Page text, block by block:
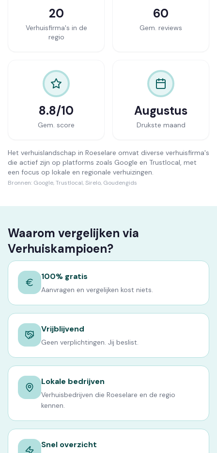
20
Verhuisfirma's in de
regio
60
Gem. reviews
8.8/10
Gem. score
Augustus
Drukste maand
Het verhuislandschap in Roeselare omvat diverse verhuisfirma's
die actief zijn op platforms zoals Google en Trustlocal, met
een focus op lokale en regionale verhuizingen.
Bronnen: Google, Trustlocal, Sirelo, Goudengids
Waarom vergelijken via
Verhuiskampioen?
100% gratis
Aanvragen en vergelijken kost niets.
Vrijblijvend
Geen verplichtingen. Jij beslist.
Lokale bedrijven
Verhuisbedrijven die Roeselare en de regio
kennen.
Snel overzicht